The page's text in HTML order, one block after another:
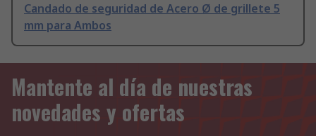
Candado de seguridad de Acero Ø de grillete 5
mm para Ambos
Mantente al día de nuestras
novedades y ofertas